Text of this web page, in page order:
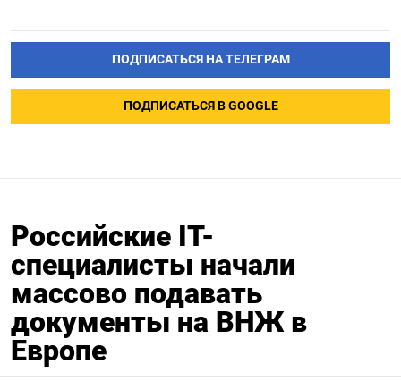
ПОДПИСАТЬСЯ НА ТЕЛЕГРАМ
ПОДПИСАТЬСЯ В GOOGLE
Российские IT-
специалисты начали
массово подавать
документы на ВНЖ в
Европе